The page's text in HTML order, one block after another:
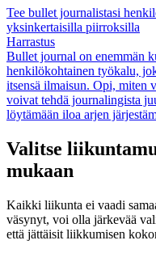
Tee bullet journalistasi
yksinkertaisilla piirroksilla
Harrastus
Bullet journal on enemmän
henkilökohtainen työkalu,
itsensä ilmaisun. Opi, miten
voivat tehdä journalingista
löytämään iloa arjen
Valitse
mukaan
Kaikki liikunta ei vaadi
väsynyt, voi olla järkevää
että jättäisit liikkumisen